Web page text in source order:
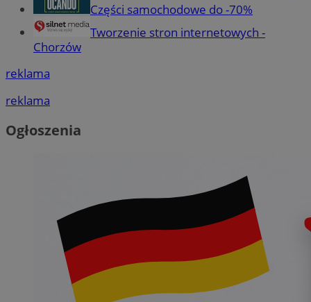
Części samochodowe do -70%
Tworzenie stron internetowych -
Chorzów
reklama
reklama
Ogłoszenia